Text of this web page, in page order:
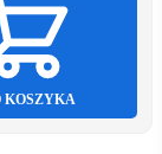
KOSZYKA